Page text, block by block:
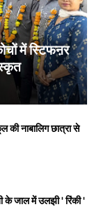
में स्टिफऩर
नाबालिग छात्रा से
के जाल में उलझी ' रिंकी '